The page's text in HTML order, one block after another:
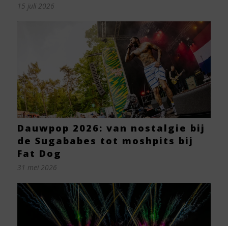
15 juli 2026
Dauwpop 2026: van nostalgie bij
de Sugababes tot moshpits bij
Fat Dog
31 mei 2026